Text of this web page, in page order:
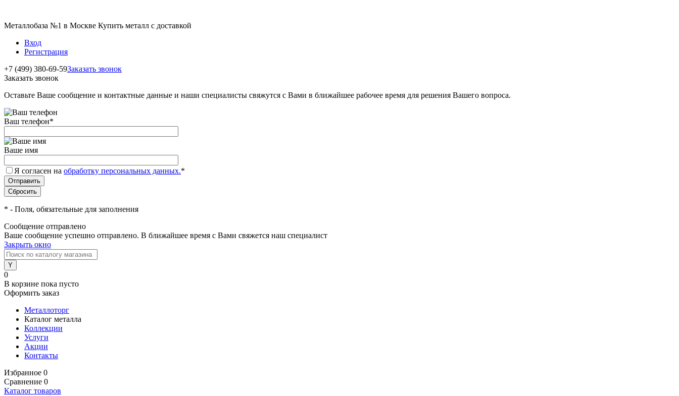
Металлобаза №1 в Москве Купить металл с доставкой
Вход
Регистрация
+7 (499) 380-69-59Заказать звонок
Заказать звонок
Оставьте Ваше сообщение и контактные данные и наши специалисты свяжутся с Вами в ближайшее рабочее время для решения Вашего вопроса.
Ваш телефон*
Ваше имя
Я согласен на обработку персональных данных.*
* - Поля, обязательные для заполнения
Сообщение отправлено
Ваше сообщение успешно отправлено. В ближайшее время с Вами свяжется наш специалист
Закрыть окно
0
В корзине пока пусто
Оформить заказ
Металлоторг
Каталог металла
Коллекции
Услуги
Акции
Контакты
Избранное 0
Сравнение 0
Каталог товаров